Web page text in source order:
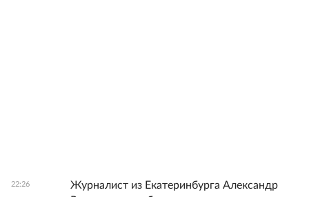
22:26
Журналист из Екатеринбурга Александр